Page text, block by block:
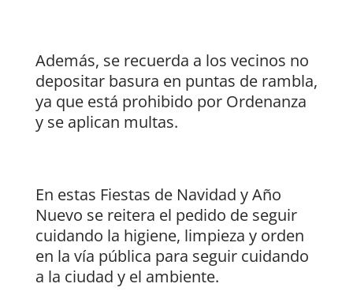
Además, se recuerda a los vecinos no
depositar basura en puntas de rambla,
ya que está prohibido por Ordenanza
y se aplican multas.
En estas Fiestas de Navidad y Año
Nuevo se reitera el pedido de seguir
cuidando la higiene, limpieza y orden
en la vía pública para seguir cuidando
a la ciudad y el ambiente.